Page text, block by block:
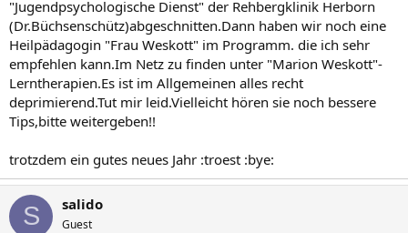
"Jugendpsychologische Dienst" der Rehbergklinik Herborn
(Dr.Büchsenschütz)abgeschnitten.Dann haben wir noch eine
Heilpädagogin "Frau Weskott" im Programm. die ich sehr
empfehlen kann.Im Netz zu finden unter "Marion Weskott"-
Lerntherapien.Es ist im Allgemeinen alles recht
deprimierend.Tut mir leid.Vielleicht hören sie noch bessere
Tips,bitte weitergeben!!
trotzdem ein gutes neues Jahr :troest :bye:
S salido
Guest